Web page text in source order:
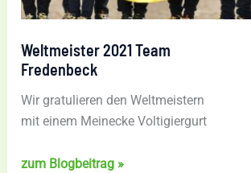
Weltmeister 2021 Team
Fredenbeck
Wir gratulieren den Weltmeistern
mit einem Meinecke Voltigiergurt
Weltmeister
zum Blogbeitrag »